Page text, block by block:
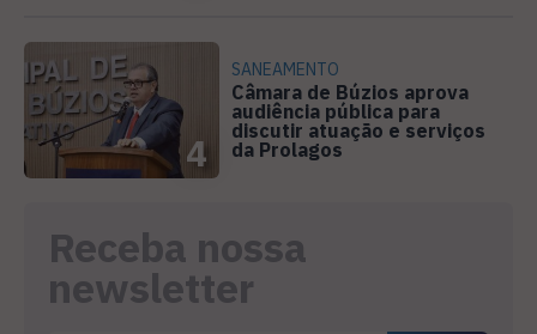
4
SANEAMENTO
Câmara de Búzios aprova
audiência pública para
discutir atuação e serviços
da Prolagos
Receba nossa
newsletter